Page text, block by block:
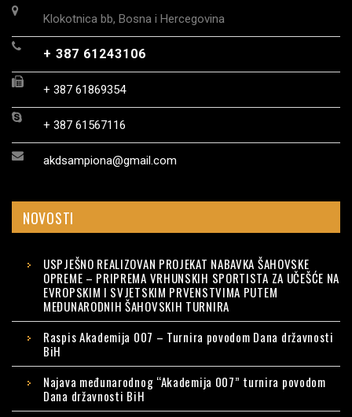
Klokotnica bb, Bosna i Hercegovina
+ 387 61243106
+ 387 61869354
+ 387 61567116
akdsampiona@gmail.com
NOVOSTI
USPJEŠNO REALIZOVAN PROJEKAT NABAVKA ŠAHOVSKE
OPREME – PRIPREMA VRHUNSKIH SPORTISTA ZA UČEŠĆE NA
EVROPSKIM I SVJETSKIM PRVENSTVIMA PUTEM
MEĐUNARODNIH ŠAHOVSKIH TURNIRA
Raspis Akademija 007 – Turnira povodom Dana državnosti
BiH
Najava međunarodnog “Akademija 007” turnira povodom
Dana državnosti BiH